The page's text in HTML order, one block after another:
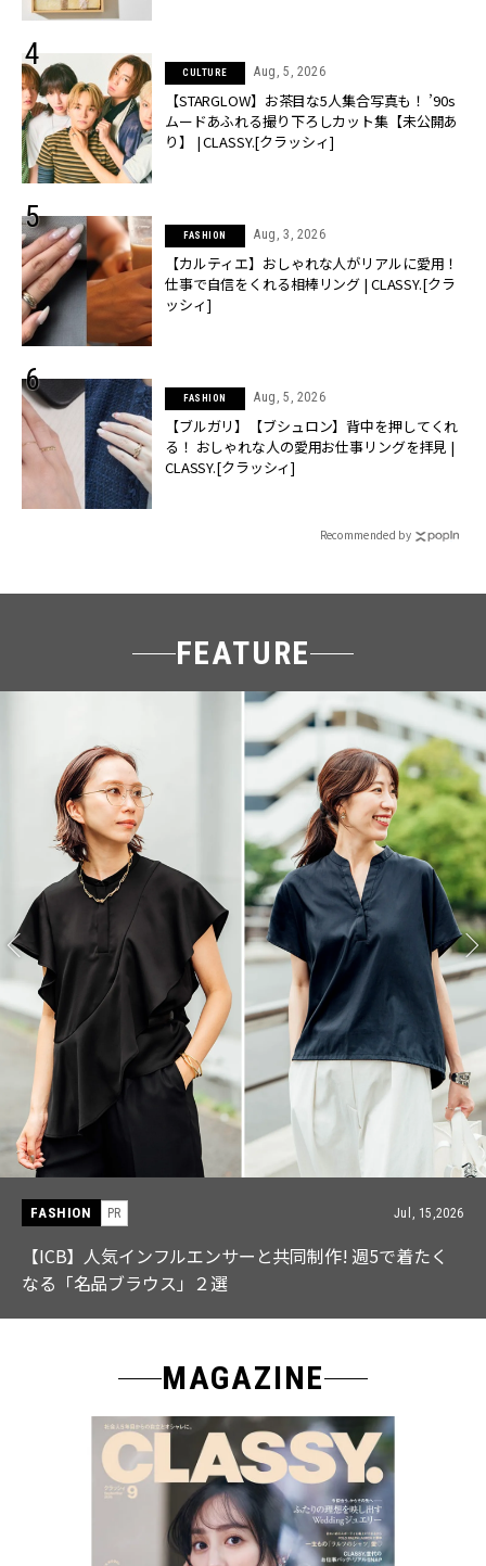
CULTURE Aug, 5, 2026
【STARGLOW】お茶目な5人集合写真も！ ’90s
ムードあふれる撮り下ろしカット集【未公開あ
り】 | CLASSY.[クラッシィ]
FASHION Aug, 3, 2026
【カルティエ】おしゃれな人がリアルに愛用！
仕事で自信をくれる相棒リング | CLASSY.[クラ
ッシィ]
FASHION Aug, 5, 2026
【ブルガリ】【ブシュロン】背中を押してくれ
る！ おしゃれな人の愛用お仕事リングを拝見 |
CLASSY.[クラッシィ]
Recommended by
FEATURE
FASHION PR Jul, 15,2026
【ICB】人気インフルエンサーと共同制作! 週5で着たく
なる「名品ブラウス」２選
MAGAZINE